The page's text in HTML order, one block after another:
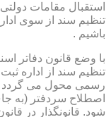
استقبال مقامات دولتی
تنظیم سند از سوی
باشیم .
تنظیم سند از اداره
رسمی محول می گردد و
اصطلاح سردفتر (به